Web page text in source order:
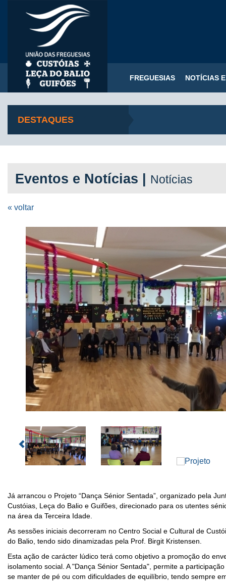
FREGUESIAS NOTÍCIAS
DESTAQUES
Eventos e Notícias | Notícias
« voltar
Já arrancou o Projeto “Dança Sénior Sentada”, organizado pela
Custóias, Leça do Balio e Guifões, direcionado para os utentes
na área da Terceira Idade.
As sessões iniciais decorreram no Centro Social e Cultural de
do Balio, tendo sido dinamizadas pela Prof. Birgit Kristensen.
Esta ação de carácter lúdico terá como objetivo a promoção do
isolamento social. A "Dança Sénior Sentada", permite a
se manter de pé ou com dificuldades de equilíbrio, tendo sempre